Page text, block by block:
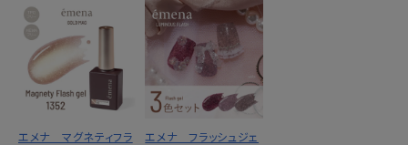
エメナ マグネティフラ
エメナ フラッシュジェ